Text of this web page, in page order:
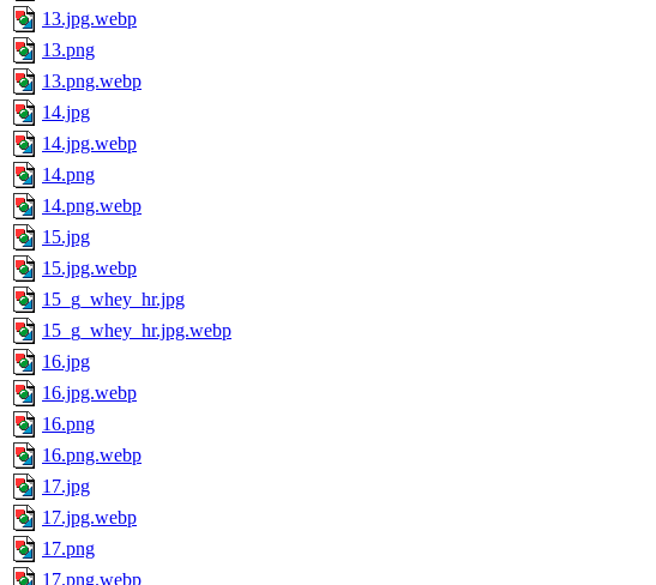
13.jpg.webp
13.png
13.png.webp
14.jpg
14.jpg.webp
14.png
14.png.webp
15.jpg
15.jpg.webp
15_g_whey_hr.jpg
15_g_whey_hr.jpg.webp
16.jpg
16.jpg.webp
16.png
16.png.webp
17.jpg
17.jpg.webp
17.png
17.png.webp